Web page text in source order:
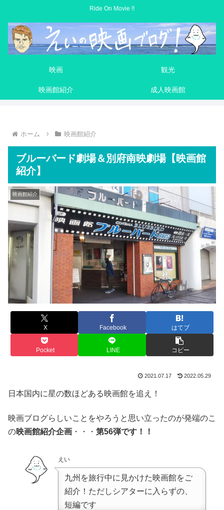
Ride On Movie !!
映画 観光
映画館紹介 成人映画館
ホーム 映画館紹介
ブルーバード劇場＆別府南映劇場【映画館
紹介】
映画館紹介
X Facebook はてブ
Pocket LINE コピー
2021.07.17 2022.05.29
日本国内に星の数ほどある映画館を追え！
映画ブログらしいことをやろうと思い立ったのが発端のこ
の映画館紹介企画 ・・・ 第56弾です！！
えい
九州を旅行中に見かけた映画館をご
紹介！ただしシアターに入らずの、
短編です